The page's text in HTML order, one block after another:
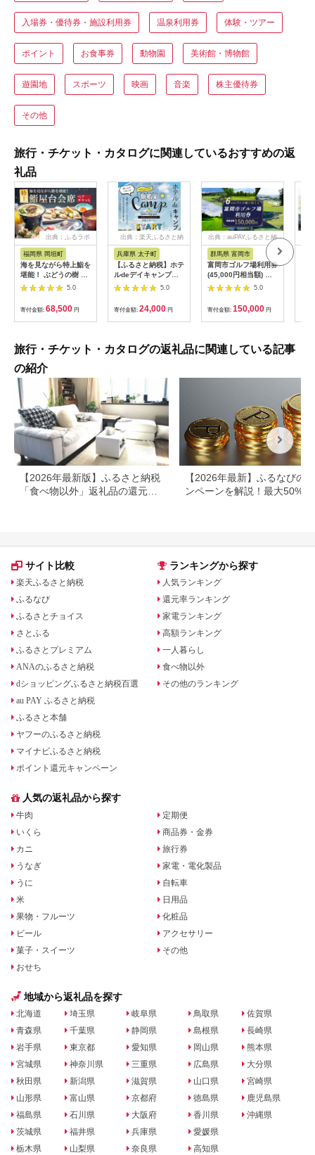
入場券・優待券・施設利用券 温泉利用券 体験・ツアー
ポイント お食事券 動物園 美術館・博物館
遊園地 スポーツ 映画 音楽 株主優待券
その他
旅行・チケット・カタログに関連しているおすすめの返
礼品
出典：ふるラボ
福岡県 岡垣町
海を見ながら特上鮨を
堪能！ ぶどうの樹 鮨
屋台ペア お食事券 海
鮮 海 屋台 食事 ペア
福岡県 岡垣町
5.0
寄付金額: 68,500 円
出典：楽天ふるさと納
税
兵庫県 太子町
【ふるさと納税】ホテ
ルdeデイキャンプ体
験チケット
【1364991】
5.0
寄付金額: 24,000 円
出典：auPAYふるさと納
群馬県 富岡市
富岡市ゴルフ場利用券
(45,000円相当額) ゴ
ルフ チケット 平日 土
日 祝日 プレー券 関東
群馬県 首都圏 F20E-
382
5.0
寄付金額: 150,000 円
旅行・チケット・カタログの返礼品に関連している記事
の紹介
【2026年最新版】ふるさと納税
「食べ物以外」返礼品の還元率
【2026年最新】ふるなびの
ンペーンを解説！最大50%還
サイト比較
楽天ふるさと納税
ふるなび
ふるさとチョイス
さとふる
ふるさとプレミアム
ANAのふるさと納税
dショッピングふるさと納税百選
au PAY ふるさと納税
ふるさと本舗
ヤフーのふるさと納税
マイナビふるさと納税
ポイント還元キャンペーン
ランキングから探す
人気ランキング
還元率ランキング
家電ランキング
高額ランキング
一人暮らし
食べ物以外
その他のランキング
人気の返礼品から探す
牛肉
いくら
カニ
うなぎ
うに
米
果物・フルーツ
ビール
菓子・スイーツ
おせち
定期便
商品券・金券
旅行券
家電・電化製品
自転車
日用品
化粧品
アクセサリー
その他
地域から返礼品を探す
北海道
青森県
岩手県
宮城県
秋田県
山形県
福島県
茨城県
栃木県
埼玉県
千葉県
東京都
神奈川県
新潟県
富山県
石川県
福井県
山梨県
岐阜県
静岡県
愛知県
三重県
滋賀県
京都府
大阪府
兵庫県
奈良県
鳥取県
島根県
岡山県
広島県
山口県
徳島県
香川県
愛媛県
高知県
佐賀県
長崎県
熊本県
大分県
宮崎県
鹿児島県
沖縄県